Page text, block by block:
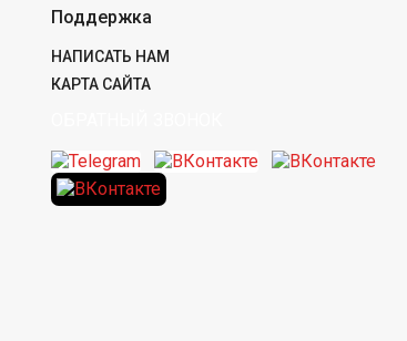
Поддержка
НАПИСАТЬ НАМ
КАРТА САЙТА